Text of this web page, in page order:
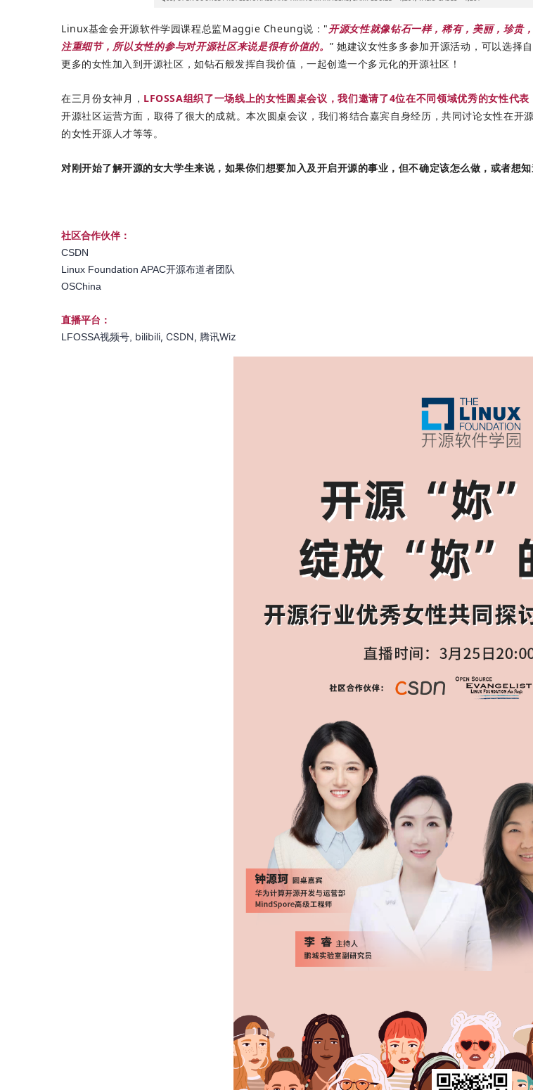
Linux基金会开源软件学园课程总监Maggie Cheung说："开源女性就像钻石一样，稀有，美丽，珍贵
注重细节，所以女性的参与对开源社区来说是很有价值的。 ” 她建议女性多多参加开源活动，可以选择
更多的女性加入到开源社区，如钻石般发挥自我价值，一起创造一个多元化的开源社区！
在三月份女神月， LFOSSA组织了一场线上的女性圆桌会议，我们邀请了4位在不同领域优秀的女性代
开源社区运营方面，取得了很大的成就。本次圆桌会议，我们将结合嘉宾自身经历，共同讨论女性在
的女性开源人才等等。
对刚开始了解开源的女大学生来说，如果你们想要加入及开启开源的事业，但不确定该怎么做，或者想
社区合作伙伴：
CSDN
Linux Foundation APAC开源布道者团队
OSChina
直播平台：
LFOSSA视频号, bilibili, CSDN, 腾讯Wiz